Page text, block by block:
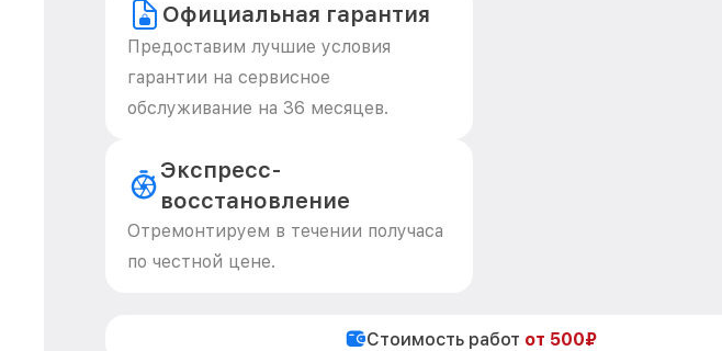
Официальная гарантия
Предоставим лучшие условия
гарантии на сервисное
обслуживание на 36 месяцев.
Экспресс-
восстановление
Отремонтируем в течении получаса
по честной цене.
Стоимость работ от 500₽